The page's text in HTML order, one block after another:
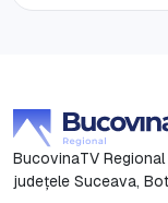
BucovinaTV
județele Suceava,